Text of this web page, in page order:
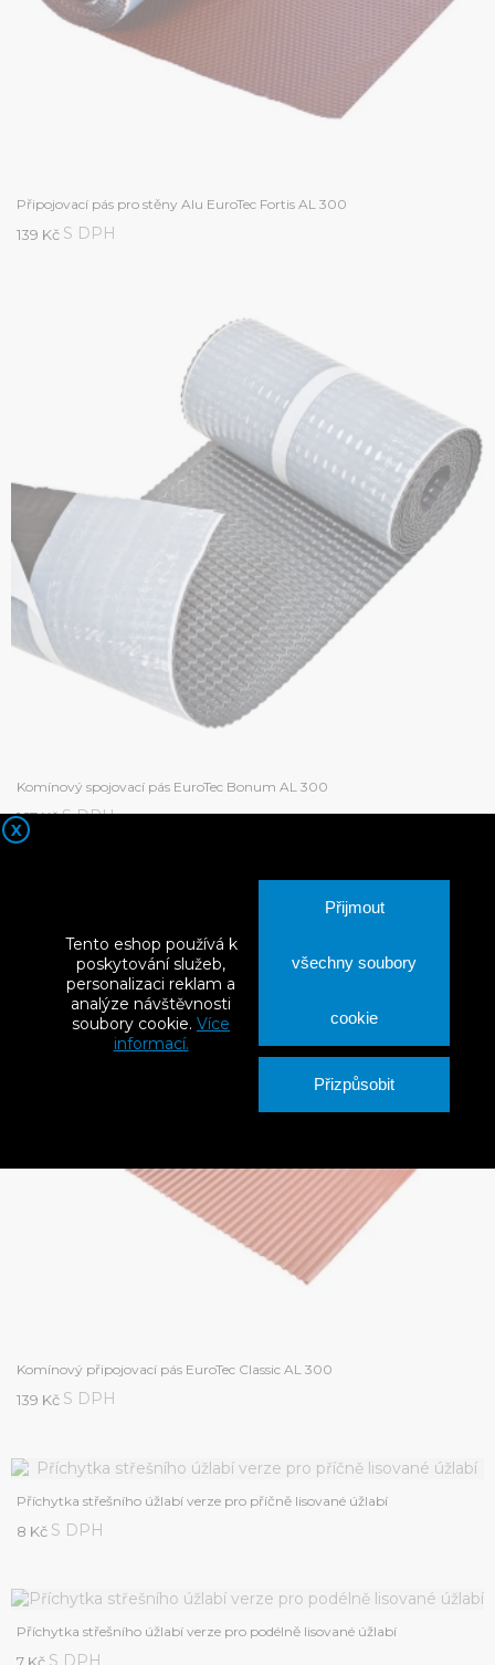
X
Tento eshop používá k
poskytování služeb,
personalizaci reklam a
analýze návštěvnosti
soubory cookie. Více
informací.
Přijmout
všechny soubory
cookie
Přizpůsobit
Připojovací pás pro stěny Alu EuroTec Fortis AL 300
139 Kč S DPH
Komínový spojovací pás EuroTec Bonum AL 300
167 KčS DPH
Komínový připojovací pás EuroTec Classic AL 300
139 Kč S DPH
Příchytka střešního úžlabí verze pro příčně lisované úžlabí
8 Kč S DPH
Příchytka střešního úžlabí verze pro podélně lisované úžlabí
S DPH